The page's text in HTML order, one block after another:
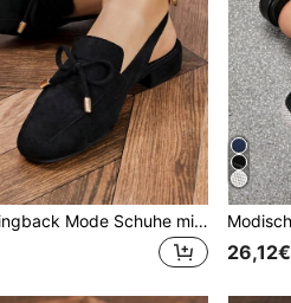
Damen Slingback Mode Schuhe mit runder Zehenpartie, Schleife, Fersenriemen, flach, niedriger Blockabsatz, bequeme Wildleder Pumps ohne Rücken für Pendeln, Treffen, Party, Feiertage, Urlaub
26,12€